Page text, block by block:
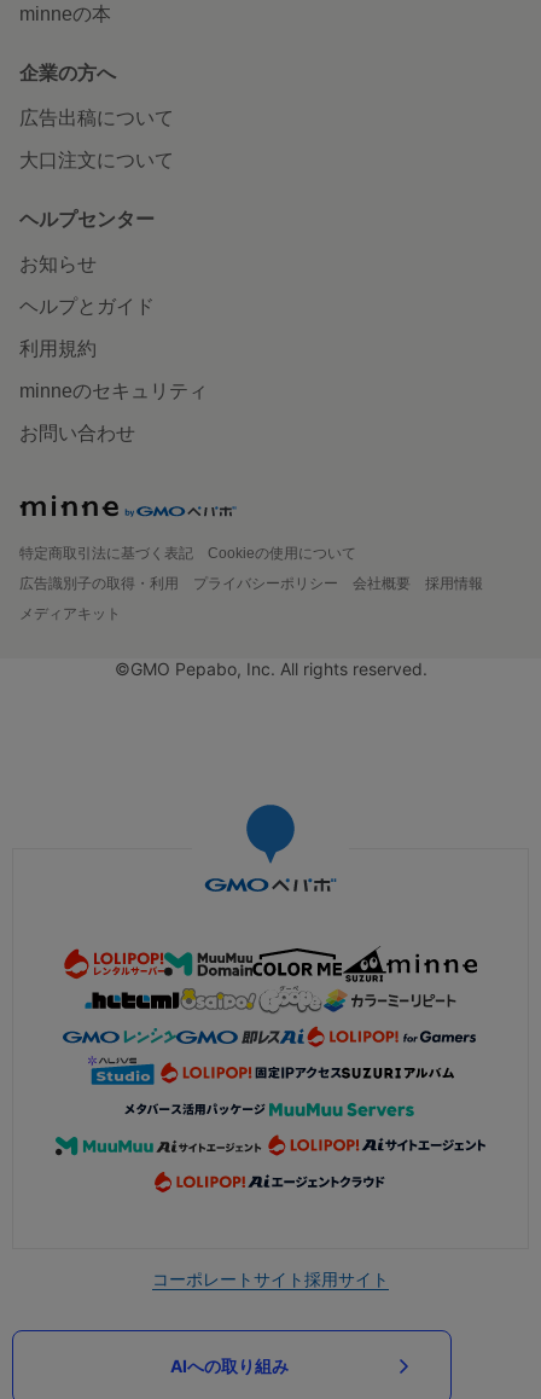
minneの本
企業の方へ
広告出稿について
大口注文について
ヘルプセンター
お知らせ
ヘルプとガイド
利用規約
minneのセキュリティ
お問い合わせ
特定商取引法に基づく表記
Cookieの使用について
広告識別子の取得・利用
プライバシーポリシー 会社概要
採用情報
メディアキット
©GMO Pepabo, Inc. All rights reserved.
コーポレートサイト採用サイト
AIへの取り組み